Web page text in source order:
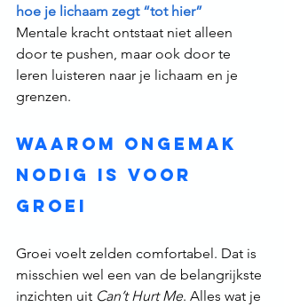
hoe je lichaam zegt “tot hier”
Mentale kracht ontstaat niet alleen
door te pushen, maar ook door te
leren luisteren naar je lichaam en je
grenzen.
Waarom ongemak
nodig is voor
groei
Groei voelt zelden comfortabel. Dat is
misschien wel een van de belangrijkste
inzichten uit Can’t Hurt Me. Alles wat je